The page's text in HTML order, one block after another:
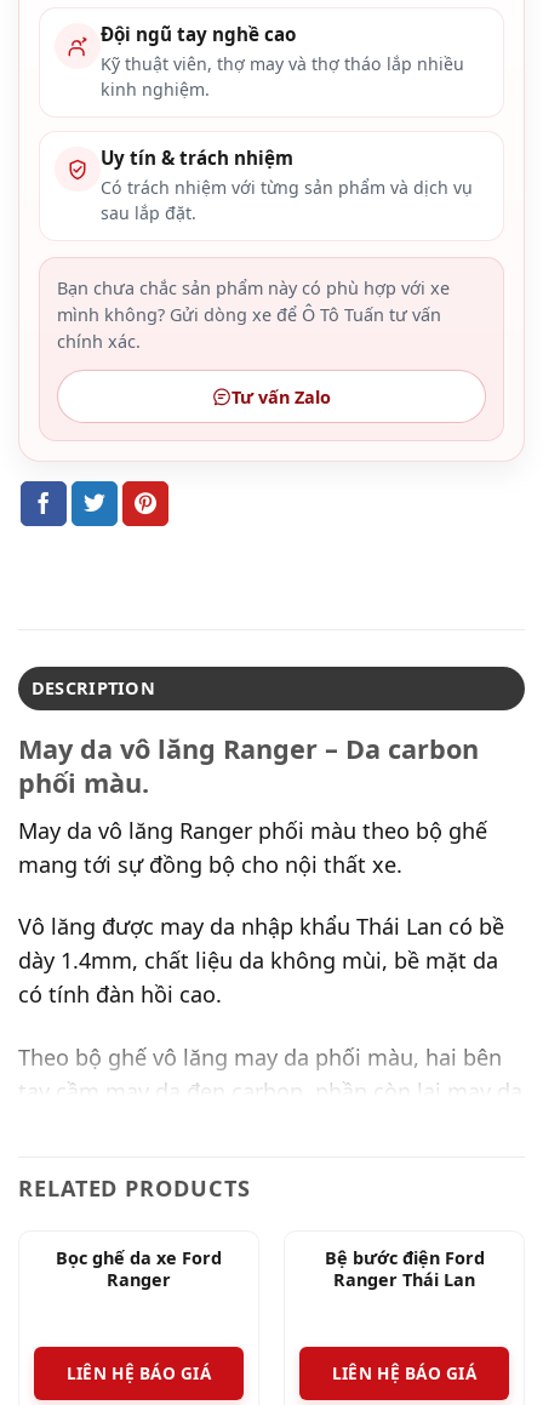
Đội ngũ tay nghề cao
Kỹ thuật viên, thợ may và thợ tháo lắp nhiều
kinh nghiệm.
Uy tín & trách nhiệm
Có trách nhiệm với từng sản phẩm và dịch vụ
sau lắp đặt.
Bạn chưa chắc sản phẩm này có phù hợp với xe
mình không? Gửi dòng xe để Ô Tô Tuấn tư vấn
chính xác.
Tư vấn Zalo
DESCRIPTION
May da vô lăng Ranger – Da carbon
phối màu.
May da vô lăng Ranger phối màu theo bộ ghế
mang tới sự đồng bộ cho nội thất xe.
Vô lăng được may da nhập khẩu Thái Lan có bề
dày 1.4mm, chất liệu da không mùi, bề mặt da
có tính đàn hồi cao.
Theo bộ ghế vô lăng may da phối màu, hai bên
tay cầm may da đen carbon, phần còn lại may da
tạo nên tự tinh tế cho sản phẩm.
đồng bộ cho xe, viêc may da vô lăng Ranger còn
mang tới cho người lái cảm giác thoải mái, tăng
RELATED PRODUCTS
Bọc ghế da xe Ford
Ranger
LIÊN HỆ BÁO GIÁ
Bệ bước điện Ford
Ranger Thái Lan
LIÊN HỆ BÁO GIÁ